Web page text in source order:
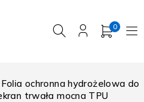
0
Folia ochronna hydrożelowa do
trwała mocna TPU